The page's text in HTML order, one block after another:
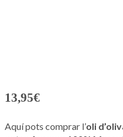
13,95€
Aquí pots comprar l’oli